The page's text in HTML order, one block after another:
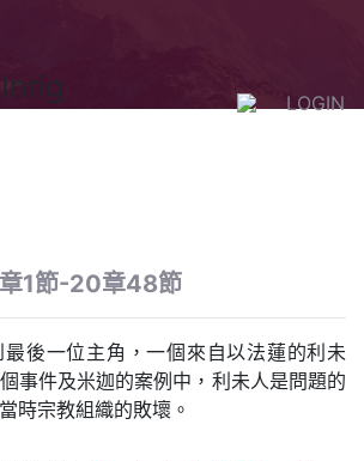
LOGIN
1節-20章48節
後一位主角，一個來自以法蓮的利未
事件及米迦的案例中，利未人是問題的
時宗教組織的敗壞。